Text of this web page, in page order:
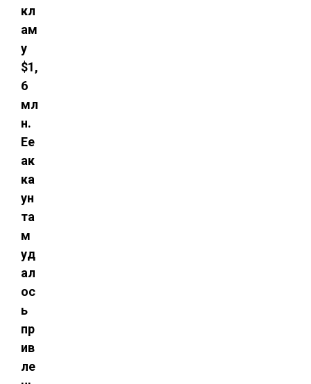
кл
ам
у
$1,
6
мл
н.
Ее
ак
ка
ун
та
м
уд
ал
ос
ь
пр
ив
ле